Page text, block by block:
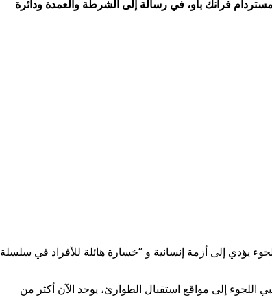
فرانك باو، في رسالة إلى الشرطة والعمدة ودائرة
يؤدي إلى أزمة إنسانية و “خسارة هائلة للأفراد في سلسلة
اللجوء إلى مواقع استقبال الطوارئ، يوجد الآن أكثر من